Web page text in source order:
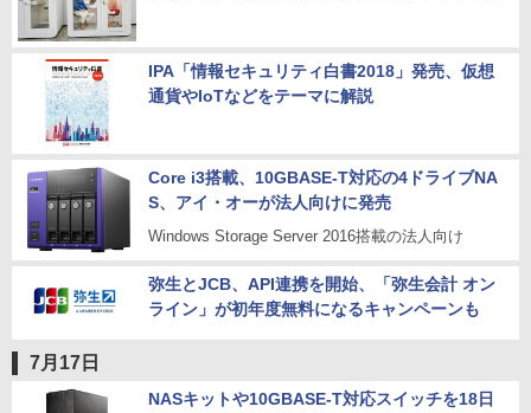
IPA「情報セキュリティ白書2018」発売、仮想
通貨やIoTなどをテーマに解説
Core i3搭載、10GBASE-T対応の4ドライブNA
S、アイ・オーが法人向けに発売
Windows Storage Server 2016搭載の法人向け
弥生とJCB、API連携を開始、「弥生会計 オン
ライン」が初年度無料になるキャンペーンも
7月17日
NASキットや10GBASE-T対応スイッチを18日